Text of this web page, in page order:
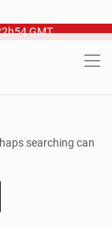
GMT
searching can